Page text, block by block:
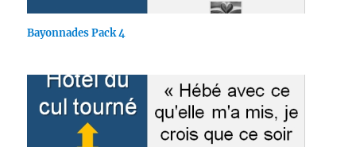
Bayonnades Pack 4